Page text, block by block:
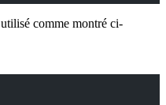
comme montré ci-